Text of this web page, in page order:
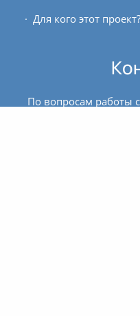
Для кого этот проект?
По вопросам работы